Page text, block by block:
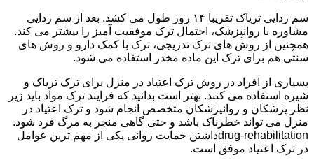
سم زدایی تریاک تقریبا ۱۴ روز طول می کشد. بعد از سم زدایی
مشاوره با روانپزشک، احتمال ترک موفقیت آمیز را بیشتر می کند.
همچنین از روش های ترک تدریجی، ترک با کمک دارو و روش های
سنتی هم برای ترک این ماده مخدر استفاده می شود.
بسیاری از افراد در روش ترک اعتیاد در منزل برای ترک تریاک و
شیره استفاده می کنند. بهتر است بدانید که فرایند ترک مواد باید زیر
نظر پزشکان و روانپزشکان متخصص انجام شود و ترک اعتیاد در
منزل می تواند خطرناک باشد و حتی گاهی منجر به مرگ فرد شود.
drug-rehabilitationداشتن حمایت روانی یکی از مهم ترین عوامل
در ترک اعتیاد موفق است.